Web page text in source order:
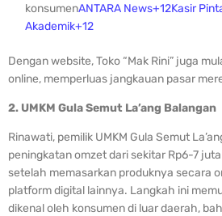
konsumenANTARA News+12Kasir
Akademik+12
Dengan website, Toko “Mak Rini” juga
online, memperluas jangkauan pasar
2. UMKM Gula Semut La’ang Balangan
Rinawati, pemilik UMKM Gula Semut
peningkatan omzet dari sekitar Rp6-7
setelah memasarkan produknya secara
platform digital lainnya. Langkah ini
dikenal oleh konsumen di luar daerah,